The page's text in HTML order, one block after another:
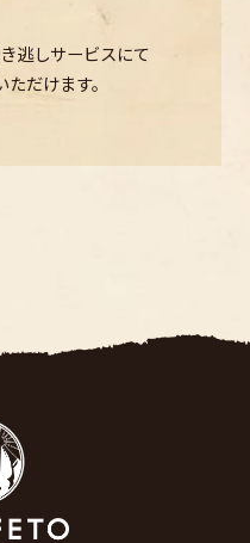
逃しサービスにて
だけます。